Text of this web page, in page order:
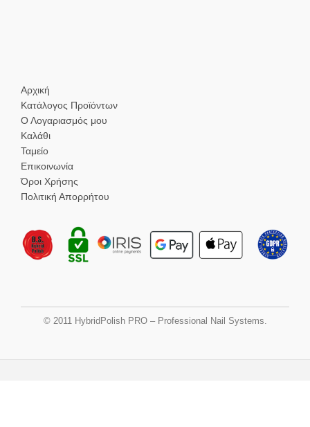
Αρχική
Κατάλογος Προϊόντων
Ο Λογαριασμός μου
Καλάθι
Ταμείο
Επικοινωνία
Όροι Χρήσης
Πολιτική Απορρήτου
© 2011 HybridPolish PRO – Professional Nail Systems.